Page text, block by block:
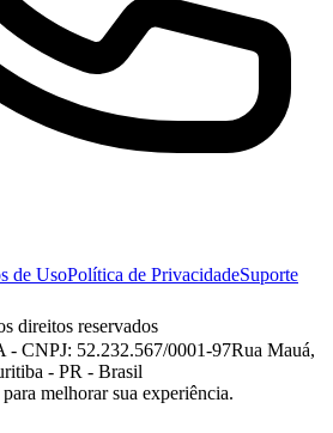
de UsoPolítica de PrivacidadeSuporte
direitos reservados
- CNPJ: 52.232.567/0001-97Rua Mauá,
- PR - Brasil
melhorar sua experiência.